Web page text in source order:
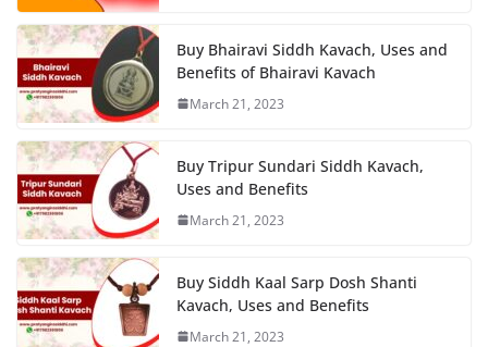
Buy Bhairavi Siddh Kavach, Uses and
Benefits of Bhairavi Kavach
March 21, 2023
Buy Tripur Sundari Siddh Kavach,
Uses and Benefits
March 21, 2023
Buy Siddh Kaal Sarp Dosh Shanti
Kavach, Uses and Benefits
March 21, 2023